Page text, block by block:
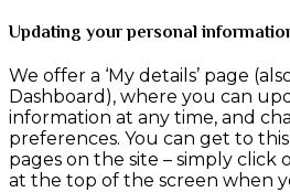
Updating your personal
We offer a ‘My details’ page
Dashboard), where you can
information at any time, and
preferences. You can get to
pages on the site – simply click
at the top of the screen when